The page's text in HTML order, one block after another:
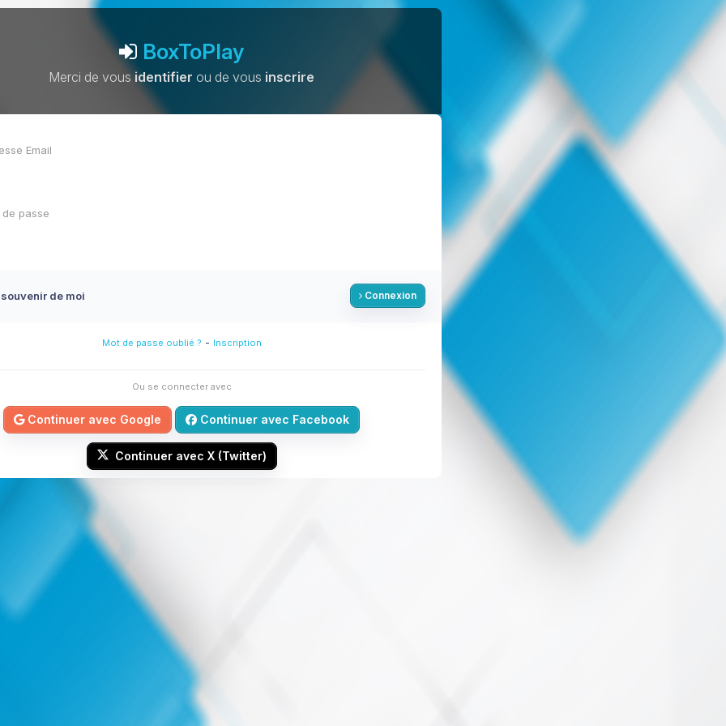
BoxToPlay
Merci de vousidentifier ou de vous inscrire
de moi Connexion
Mot de passe oublié ? - Inscription
Ou se connecter avec
Continuer avec Google Continuer avec Facebook
Continuer avec X (Twitter)